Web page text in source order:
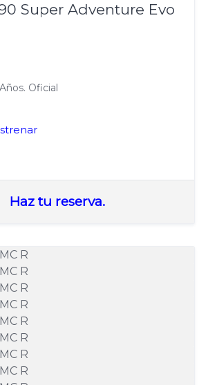
Super Adventure Evo
Oficial
Haz tu reserva.